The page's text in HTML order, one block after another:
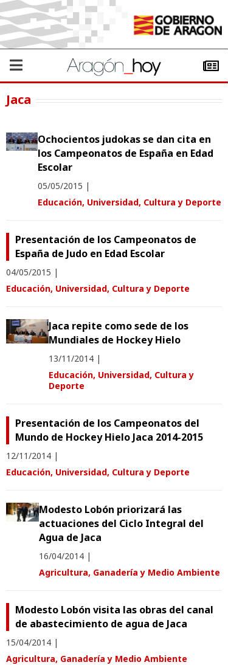
Jaca
Ochocientos judokas se dan cita en
los Campeonatos de España en Edad
Escolar
05/05/2015 |
Educación, Universidad, Cultura y Deporte
Presentación de los Campeonatos de
España de Judo en Edad Escolar
04/05/2015 |
Educación, Universidad, Cultura y Deporte
Jaca repite como sede de los
Mundiales de Hockey Hielo
13/11/2014 |
Educación, Universidad, Cultura y
Deporte
Presentación de los Campeonatos del
Mundo de Hockey Hielo Jaca 2014-2015
12/11/2014 |
Educación, Universidad, Cultura y Deporte
Modesto Lobón priorizará las
actuaciones del Ciclo Integral del
Agua de Jaca
16/04/2014 |
Agricultura, Ganadería y Medio Ambiente
Modesto Lobón visita las obras del canal
de abastecimiento de agua de Jaca
15/04/2014 |
Agricultura, Ganadería y Medio Ambiente